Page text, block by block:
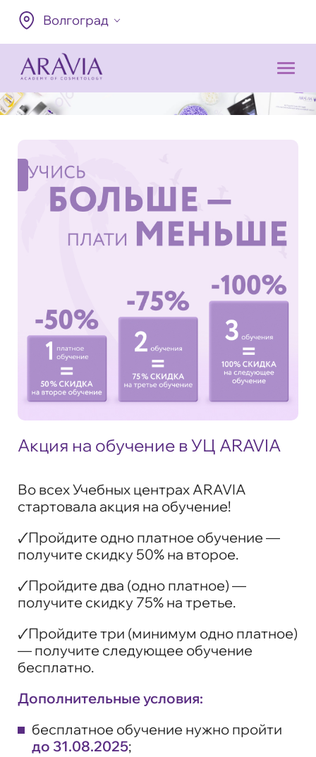
Волгоград
Акция на обучение в УЦ ARAVIA
Во всех Учебных центрах ARAVIA
стартовала акция на обучение!
🗸Пройдите одно платное обучение —
получите скидку 50% на второе.
🗸Пройдите два (одно платное) —
получите скидку 75% на третье.
🗸Пройдите три (минимум одно платное)
— получите следующее обучение
бесплатно.
Дополнительные условия:
бесплатное обучение нужно пройти
до 31.08.2025;